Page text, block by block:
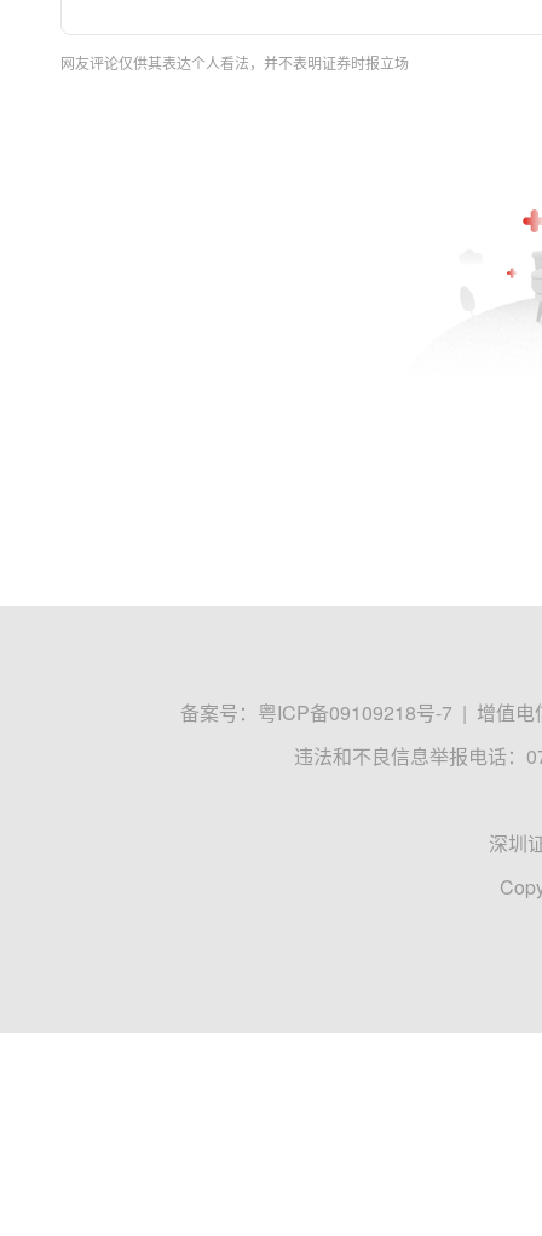
网友评论仅供其表达个人看法，并不表明证券时报立场
备案号： 粤ICP备09109218号-7 | 增值电
违法和不良信息举报电话：
深圳